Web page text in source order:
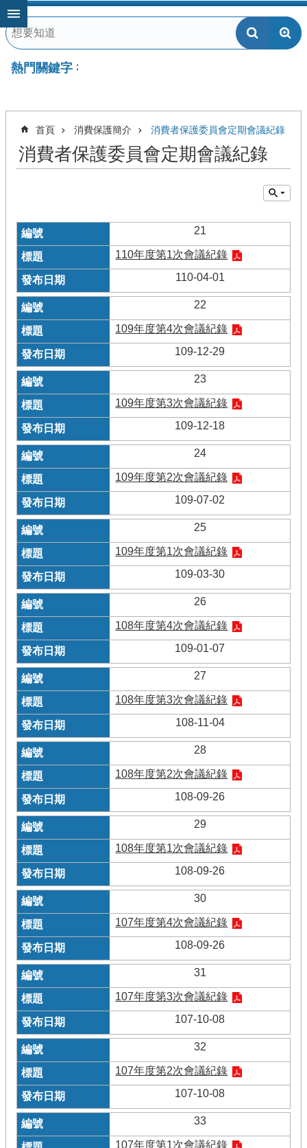
跳到主要內容區塊
熱門關鍵字
首頁 消費保護簡介 消費者保護委員會定期會議紀錄
消費者保護委員會定期會議紀錄
21
110年度第1次會議紀錄
110-04-01
22
109年度第4次會議紀錄
109-12-29
23
109年度第3次會議紀錄
109-12-18
24
109年度第2次會議紀錄
109-07-02
25
109年度第1次會議紀錄
109-03-30
26
108年度第4次會議紀錄
109-01-07
27
108年度第3次會議紀錄
108-11-04
28
108年度第2次會議紀錄
108-09-26
29
108年度第1次會議紀錄
108-09-26
30
107年度第4次會議紀錄
108-09-26
31
107年度第3次會議紀錄
107-10-08
32
107年度第2次會議紀錄
107-10-08
33
107年度第1次會議紀錄